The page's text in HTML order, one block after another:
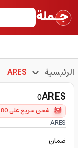
الرئيسية ARES
ARES
0
شحن سريع على 80٪ من المنتجات
ARES
ضمان